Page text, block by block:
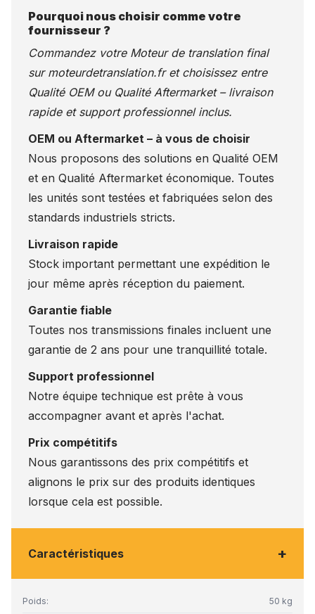
Pourquoi nous choisir comme votre
fournisseur ?
Commandez votre Moteur de translation final
sur moteurdetranslation.fret choisissez entre
Qualité OEM ou Qualité Aftermarket – livraison
rapide et support professionnel inclus.
OEM ou Aftermarket – à vous de choisir
Nous proposons des solutions en Qualité OEM
et en Qualité Aftermarket économique. Toutes
les unités sont testées et fabriquées selon des
standards industriels stricts.
Livraison rapide
Stock important permettant une expédition le
jour même après réception du paiement.
Garantie fiable
Toutes nos transmissions finales incluent une
garantie de 2 ans pour une tranquillité totale.
Support professionnel
Notre équipe technique est prête à vous
accompagner avant et après l'achat.
Prix compétitifs
Nous garantissons des prix compétitifs et
alignons le prix sur des produits identiques
lorsque cela est possible.
Caractéristiques +
Poids: 50 kg